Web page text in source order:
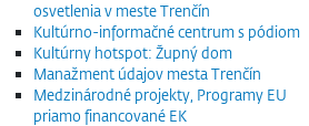
osvetlenia v meste Trenčín
Kultúrno-informačné centrum s pódiom
Kultúrny hotspot: Župný dom
Manažment údajov mesta Trenčín
Medzinárodné projekty, Programy EU
priamo financované EK